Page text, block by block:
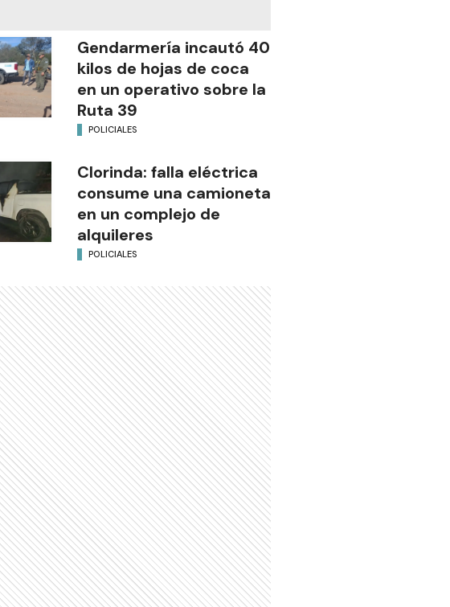
Gendarmería incautó 40
kilos de hojas de coca
en un operativo sobre la
Ruta 39
POLICIALES
Clorinda: falla eléctrica
consume una camioneta
en un complejo de
alquileres
POLICIALES